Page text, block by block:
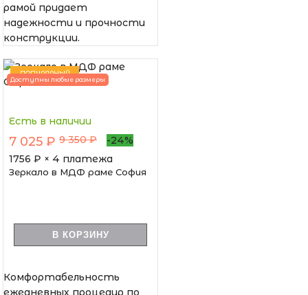
рамой придает
надежности и прочности
конструкции.
ПОПУЛЯРНЫЙ
Доступны любые размеры
Есть в наличии
7 025 ₽ 9 350 ₽
-24%
1756 ₽ × 4 платежа
Зеркало в МДФ раме София
В КОРЗИНУ
Комфортабельность
ежедневных процедур по